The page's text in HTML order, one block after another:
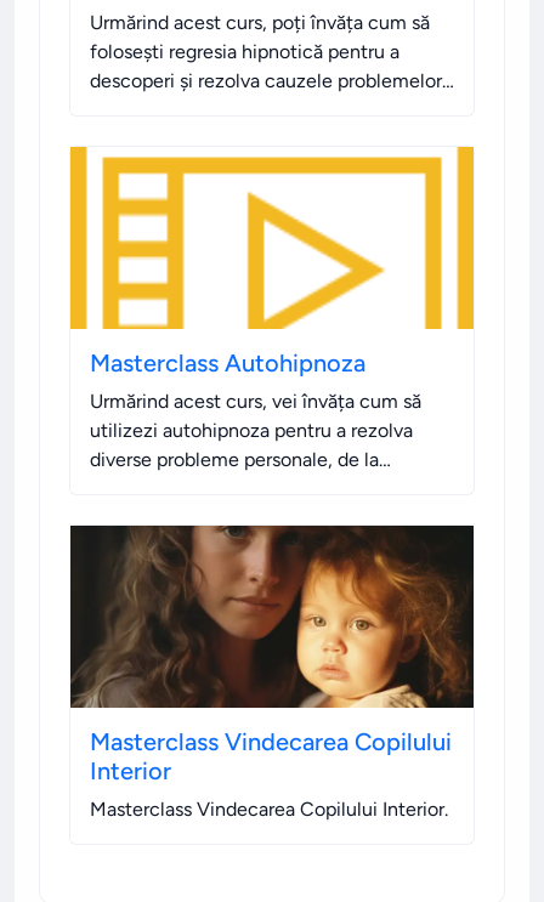
Urmărind acest curs, poți învăța cum să
folosești regresia hipnotică pentru a
descoperi și rezolva cauzele problemelor
Masterclass Autohipnoza
Urmărind acest curs, vei învăța cum să
utilizezi autohipnoza pentru a rezolva
diverse probleme personale, de la
abilități.
Masterclass Vindecarea Copilului
Interior
Masterclass Vindecarea Copilului Interior.